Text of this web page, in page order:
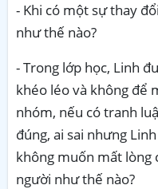
- Khi có một sự thay
như thế nào?
- Trong lớp học, Linh
khéo léo và không để
nhóm, nếu có tranh
đúng, ai sai nhưng
không muốn mất lòng
người như thế nào?